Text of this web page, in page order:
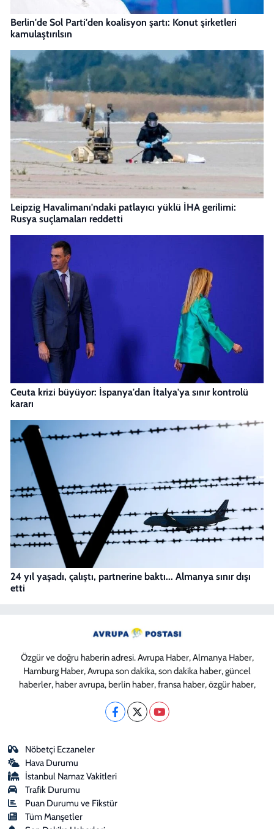
Berlin'de Sol Parti'den koalisyon şartı: Konut şirketleri
kamulaştırılsın
Leipzig Havalimanı'ndaki patlayıcı yüklü İHA gerilimi:
Rusya suçlamaları reddetti
Ceuta krizi büyüyor: İspanya'dan İtalya'ya sınır kontrolü
kararı
24 yıl yaşadı, çalıştı, partnerine baktı... Almanya sınır dışı
etti
Özgür ve doğru haberin adresi. Avrupa Haber, Almanya Haber,
Hamburg Haber, Avrupa son dakika, son dakika haber, güncel
haberler, haber avrupa, berlin haber, fransa haber, özgür haber,
Nöbetçi Eczaneler
Hava Durumu
İstanbul Namaz Vakitleri
Trafik Durumu
Puan Durumu ve Fikstür
Tüm Manşetler